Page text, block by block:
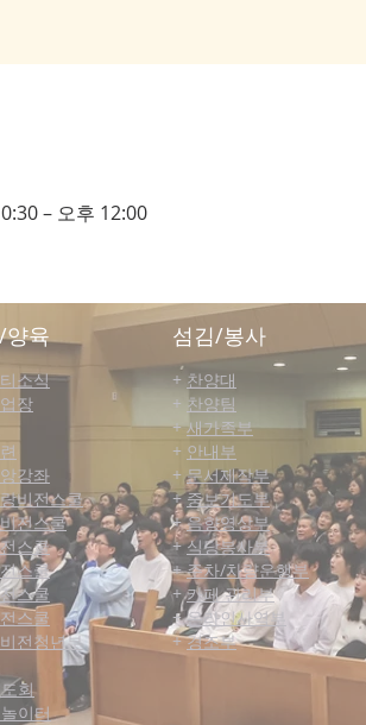
– 오후 12:00
양육
소식
장
강좌
비전스쿨
전스쿨
스쿨
스쿨
스쿨
스쿨
전청년부
회
이터
섬김/봉사
+ 찬양대
+ 찬양팀
+새가족부
+ 안내부
+문서제작부
+중보기도부
+음향영상부
+식당봉사부
+주차/차량운행부
+카페 관리부
+온라인사역부
+경조부